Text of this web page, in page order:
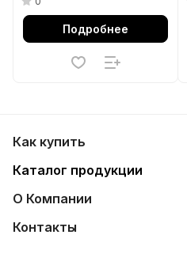
Подробнее
Как купить
Каталог продукции
О Компании
Контакты